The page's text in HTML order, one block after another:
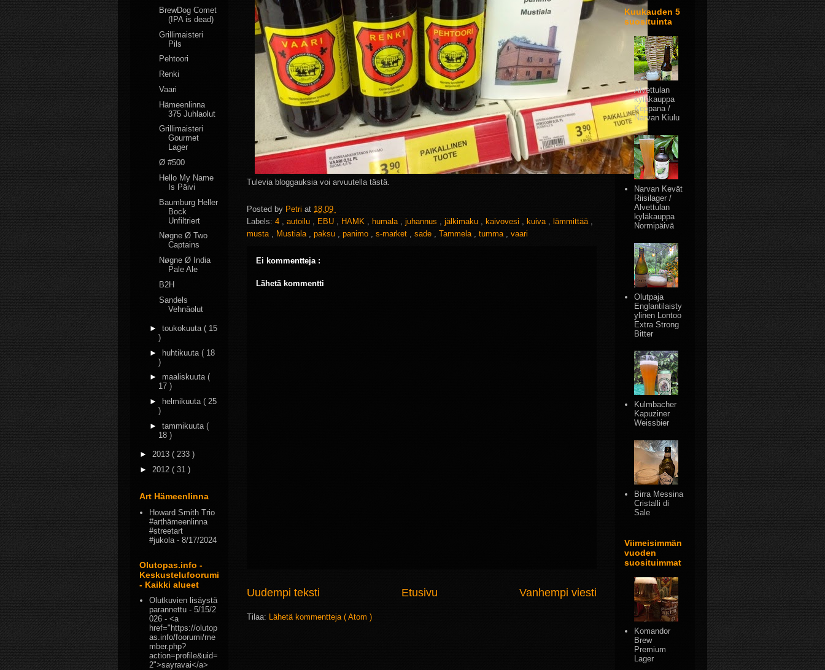
Tulevia bloggauksia voi arvuutella tästä.
Posted by Petri at 18.09
Labels: 4 autoilu EBU HAMK humala juhannus jälkimaku kaivovesi kuiva lämmittää
musta
Mustiala paksu panimo s-market sade Tammela tumma vaari
Ei kommentteja :
Lähetä kommentti
Uudempi teksti Vanhempi viesti
Etusivu
Tilaa: Lähetä kommentteja ( Atom )
BrewDog Comet
(IPA is dead)
Grillimaisteri
Pils
Pehtoori
Renki
Vaari
Hämeenlinna
375 Juhlaolut
Grillimaisteri
Gourmet
Lager
Ø #500
Hello My Name
Is Päivi
Baumburg Heller
Bock
Unfiltriert
Nøgne Ø Two
Captains
Nøgne Ø India
Pale Ale
B2H
Sandels
Vehnäolut
► toukokuuta ( 15
)
► huhtikuuta ( 18
)
► maaliskuuta (
17 )
►
helmikuuta ( 25
)
► tammikuuta (
18 )
► 2013 ( 233 )
► 2012 ( 31 )
Art Hämeenlinna
Howard Smith Trio
#arthämeenlinna
#streetart
#jukola - 8/17/2024
Olutopas.info -
Keskustelufoorumi
- Kaikki alueet
Olutkuvien lisäystä
parannettu - 5/15/2
026 - <a
href="https://olutop
as.info/foorumi/me
mber.php?
action=profile&uid=
2">sayravai</a>
Kuukauden 5
suosituinta
Alvettulan
kyläkauppa
Keppana /
Narvan Kiulu
Narvan Kevät
Riisilager /
Alvettulan
kyläkauppa
Normipäivä
Olutpaja
Englantilaisty
ylinen Lontoo
Extra Strong
Bitter
Kulmbacher
Kapuziner
Weissbier
Birra Messina
Cristalli di
Sale
Viimeisimmän
vuoden
suosituimmat
Komandor
Brew
Premium
Lager